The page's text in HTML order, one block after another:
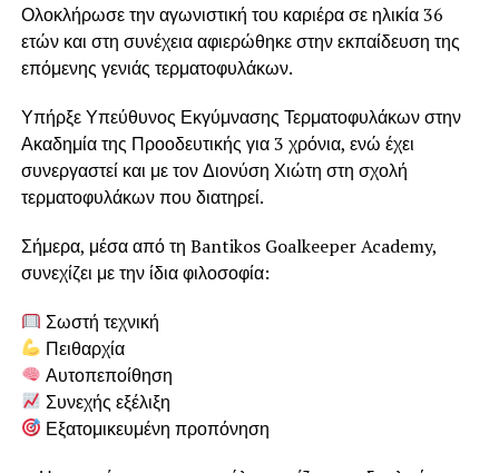
Ολοκλήρωσε την αγωνιστική του καριέρα σε ηλικία 36
ετών και στη συνέχεια αφιερώθηκε στην εκπαίδευση της
επόμενης γενιάς τερματοφυλάκων.
Υπήρξε Υπεύθυνος Εκγύμνασης Τερματοφυλάκων στην
Ακαδημία της Προοδευτικής για 3 χρόνια, ενώ έχει
συνεργαστεί και με τον Διονύση Χιώτη στη σχολή
τερματοφυλάκων που διατηρεί.
Σήμερα, μέσα από τη Bantikos Goalkeeper Academy,
συνεχίζει με την ίδια φιλοσοφία:
Σωστή τεχνική
Πειθαρχία
Αυτοπεποίθηση
Συνεχής εξέλιξη
Εξατομικευμένη προπόνηση